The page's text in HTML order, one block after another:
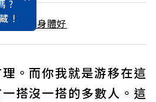
?
!
才能對身體好
。而你我就是游移在這
搭沒一搭的多數人。這